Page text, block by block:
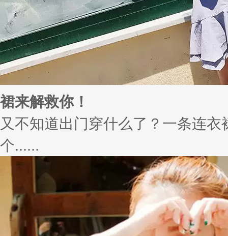
裙来解救你！
又不知道出门穿什么了？一条连
个......